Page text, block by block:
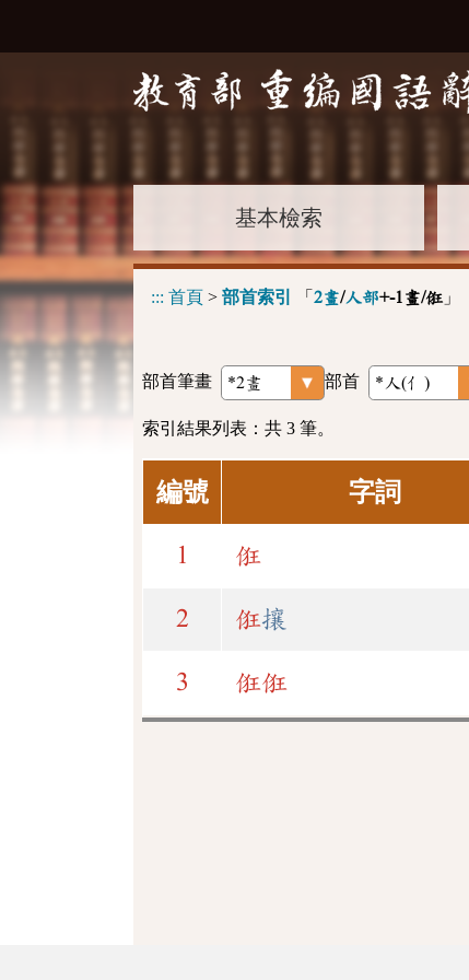
基本檢索
::: 首頁 > 部首索引 「 2畫/人部+-1畫/俇 」
部首筆畫 部首
索引結果列表：共 3 筆。
編號 字詞
1 俇
2 俇攘
3 俇俇